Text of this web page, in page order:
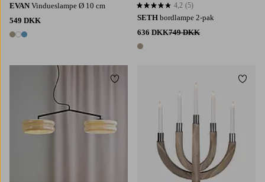
EVAN Vindueslampe Ø 10 cm
549 DKK
3 farver
SETH bordlampe 2-pak
636 DKK749 DKK
1 farve
4,2 baseret på 5 bedømmelser
4,2 (5)
Tilføj til favoritter Tilføj